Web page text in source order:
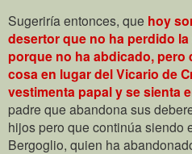
Sugeriría entonces, que hoy
desertor que no ha perdido
porque no ha abdicado,
cosa en lugar del Vicario de
vestimenta papal y se sienta
padre que abandona sus
hijos pero que continúa siendo
Bergoglio, quien ha